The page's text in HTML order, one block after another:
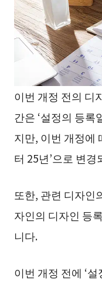
이번 개정 전의 디
간은 ‘설정의 등록
지만, 이번 개정에
터 25년’으로 변경
또한, 관련 디자인
자인의 디자인 등
니다.
이번 개정 전에 ‘